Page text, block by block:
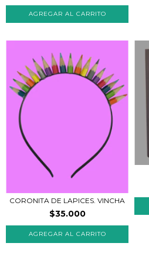
CORONITA DE LAPICES. VINCHA
$35.000